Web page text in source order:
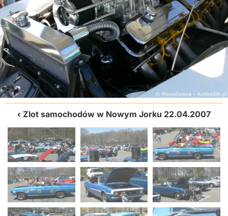
Zlot samochodów w Nowym Jorku 22.04.2007